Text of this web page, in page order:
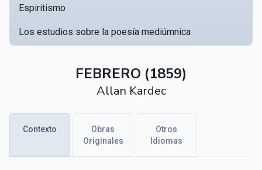
Espiritismo
Los estudios sobre la poesía mediúmnica
a crear una Bibliotèca Espírita
Obras póstumas de Allan Kardec
Hippolyte Léon Denizard Rivail
Textos citados en El libro de los médiums
FEBRERO (1859)
Allan Kardec
Contexto
Obras
Originales
Otros
Idiomas